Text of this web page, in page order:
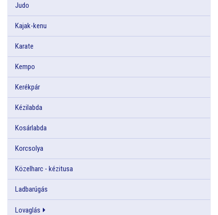
Judo
Kajak-kenu
Karate
Kempo
Kerékpár
Kézilabda
Kosárlabda
Korcsolya
Közelharc - kézitusa
Ladbarúgás
Lovaglás